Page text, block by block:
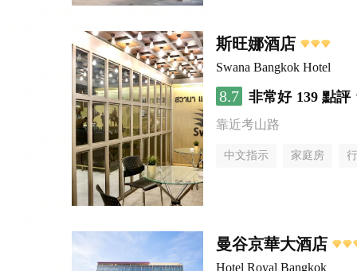
斯旺娜酒店
Swana Bangkok Hotel
8.7 非常好 139 點評
靠近考山路
中文指示 家庭房
曼谷京華大酒店
Hotel Royal Bangkok